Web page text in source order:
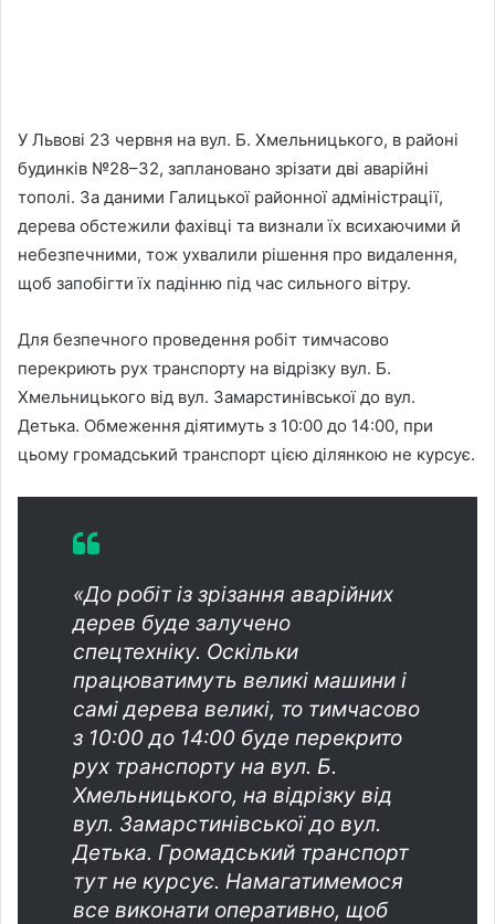
У Львові 23 червня на вул. Б. Хмельницького, в районі
будинків №28–32, заплановано зрізати дві аварійні
тополі. За даними Галицької районної адміністрації,
дерева обстежили фахівці та визнали їх всихаючими й
небезпечними, тож ухвалили рішення про видалення,
щоб запобігти їх падінню під час сильного вітру.
Для безпечного проведення робіт тимчасово
перекриють рух транспорту на відрізку вул. Б.
Хмельницького від вул. Замарстинівської до вул.
Детька. Обмеження діятимуть з 10:00 до 14:00, при
цьому громадський транспорт цією ділянкою не курсує.
«До робіт із зрізання аварійних
дерев буде залучено
спецтехніку. Оскільки
працюватимуть великі машини і
самі дерева великі, то тимчасово
з 10:00 до 14:00 буде перекрито
рух транспорту на вул. Б.
Хмельницького, на відрізку від
вул. Замарстинівської до вул.
Детька. Громадський транспорт
тут не курсує. Намагатимемося
все виконати оперативно, щоб